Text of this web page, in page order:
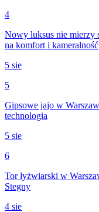
4
Nowy luksus nie mierzy
na komfort i kameralność
5 sie
5
Gipsowe jajo w
technologia
5 sie
6
Tor łyżwiarski w
Stegny
4 sie